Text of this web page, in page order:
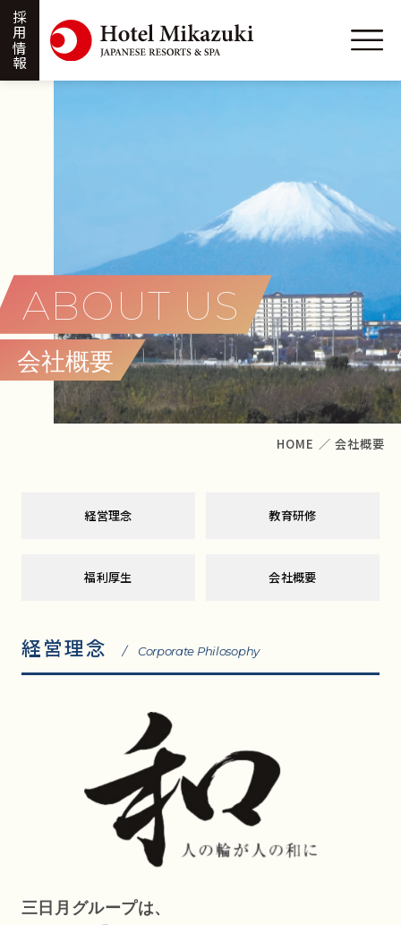
採用情報
ABOUT US
会社概要
HOME ／ 会社概要
経営理念 教育研修
福利厚生 会社概要
経営理念 / Corporate Philosophy
三日月グループは、